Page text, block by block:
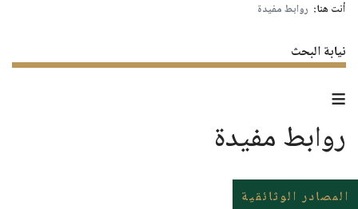
أنت هنا: روابط مفيدة
نيابة البحث
≡
روابط مفيدة
المصادر الوثائقية